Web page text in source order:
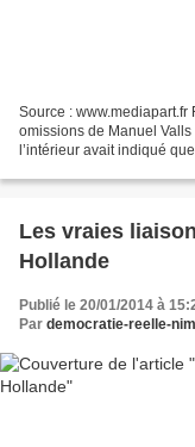
Source : www.mediapart.fr
omissions de Manuel
l’intérieur avait indiqué
Les vraies
Hollande
Publié le 20/01/2014 à
Par democratie-reelle-